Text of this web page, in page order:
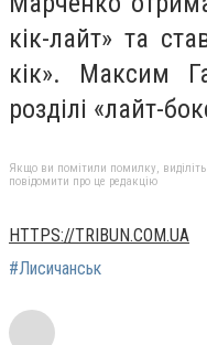
кік-лайт» та
кік». Максим
розділі «лайт-
Якщо ви помітили помилку, виділіть
повідомити про це редакцію
HTTPS://TRIBUN.COM.UA
#Лисичанськ